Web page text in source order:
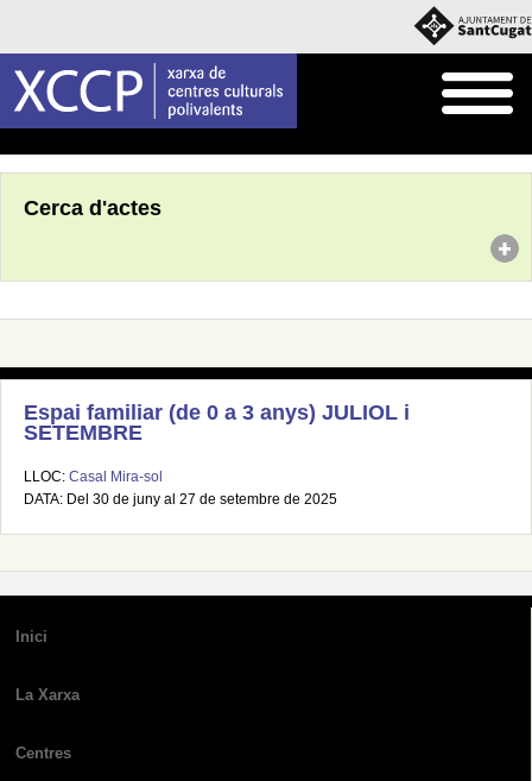
Cerca d'actes
Espai familiar (de 0 a 3 anys) JULIOL i
SETEMBRE
LLOC: Casal Mira-sol
DATA: Del 30 de juny al 27 de setembre de 2025
Inici
La Xarxa
Centres